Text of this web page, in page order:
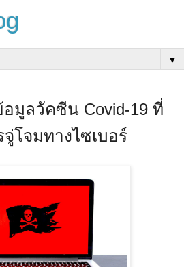
▼
มูลวัคซีน Covid-19 ที่
โจมทางไซเบอร์